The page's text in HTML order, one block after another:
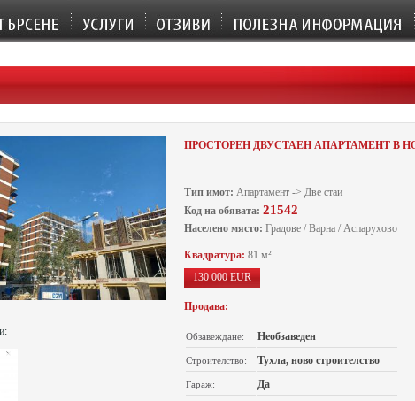
ПРОСТОРЕН ДВУСТАЕН АПАРТАМЕНТ В
Тип имот: Апартамент -> Две стаи
Код на обявата: 21542
Населено място: Градове / Варна / Аспарухово
Квадратура: 81 м²
130 000 EUR
Продава:
Обзавеждане: Необзаведен
Строителство: Тухлa, ново строителство
Гараж: Да